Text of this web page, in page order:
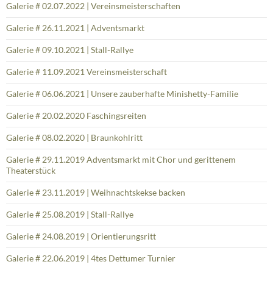
Galerie # 02.07.2022 | Vereinsmeisterschaften
Galerie # 26.11.2021 | Adventsmarkt
Galerie # 09.10.2021 | Stall-Rallye
Galerie # 11.09.2021 Vereinsmeisterschaft
Galerie # 06.06.2021 | Unsere zauberhafte Minishetty-Familie
Galerie # 20.02.2020 Faschingsreiten
Galerie # 08.02.2020 | Braunkohlritt
Galerie # 29.11.2019 Adventsmarkt mit Chor und gerittenem
Theaterstück
Galerie # 23.11.2019 | Weihnachtskekse backen
Galerie # 25.08.2019 | Stall-Rallye
Galerie # 24.08.2019 | Orientierungsritt
Galerie # 22.06.2019 | 4tes Dettumer Turnier